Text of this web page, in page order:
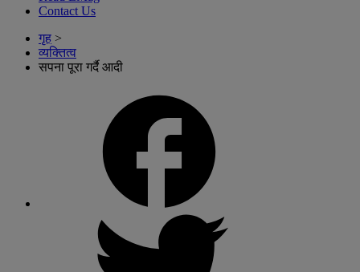
Contact Us
गृह >
व्यक्तित्व
सपना पूरा गर्दै आदी